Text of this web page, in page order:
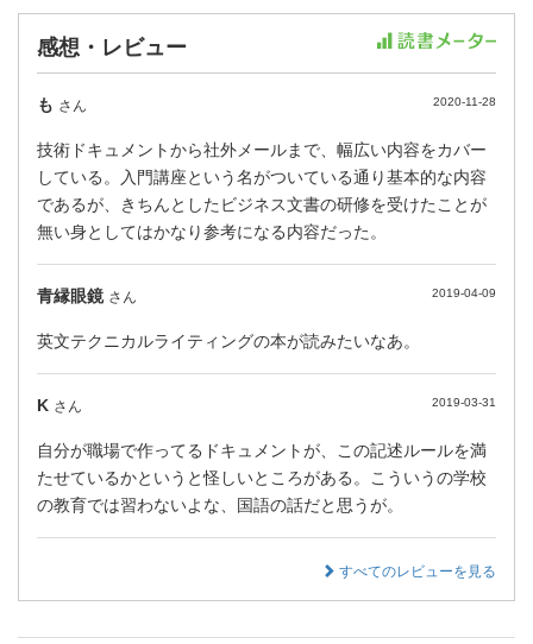
感想・レビュー
も さん 2020-11-28
技術ドキュメントから社外メールまで、幅広い内容をカバー
している。入門講座という名がついている通り基本的な内容
であるが、きちんとしたビジネス文書の研修を受けたことが
無い身としてはかなり参考になる内容だった。
青縁眼鏡 さん 2019-04-09
英文テクニカルライティングの本が読みたいなあ。
K さん 2019-03-31
自分が職場で作ってるドキュメントが、この記述ルールを満
たせているかというと怪しいところがある。こういうの学校
の教育では習わないよな、国語の話だと思うが。
すべてのレビューを見る